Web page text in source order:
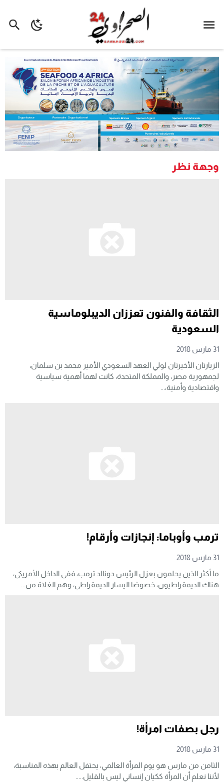
وجهة نظر
الثقافة والفنون تعززان الديبلوماسية
السعودية
31 مارس 2018
الزيارتان الأخيرتان لولي العهد السعودي الأمير محمد بن سلمان،
لجمهورية مصر، والمملكة المتحدة، كانت لهما أهمية سياسية
واقتصادية وأمنية،...
ترمب وأوباما: إنجازات وأرقام!
31 مارس 2018
ما أكثر الذين يحلمون بعزل الرئيس دونالد ترمب، ففي الداخل الأمريكي،
هناك الديمقراطيون، خصوصًا اليسار الديمقراطي، وهم الغلاة من...
رجل بصفات امرأة!
31 مارس 2018
الثامن من مارس هو يوم المرأة العالمي، يحتفل العالم بهذه المناسبة،
لأننا نعلم أن المرأة ككيان إنساني ليس بالقليل.....